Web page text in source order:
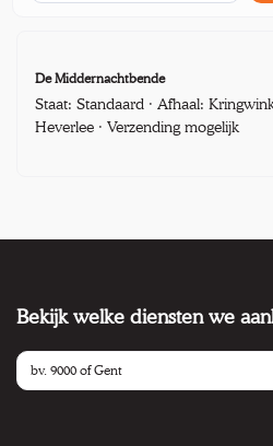
De Middernachtbende
Staat: Standaard · Afhaal:
Heverlee · Verzending mogelijk
Bekijk welke diensten we